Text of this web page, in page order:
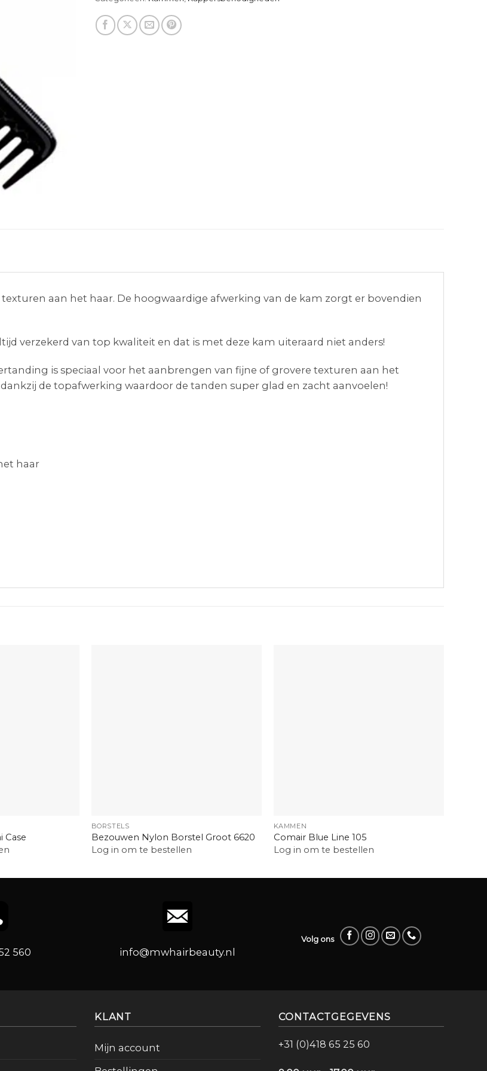
aan het haar. De hoogwaardige afwerking van de kam zorgt er bovendien
verzekerd van top kwaliteit en dat is met deze kam uiteraard niet anders!
is speciaal voor het aanbrengen van fijne of grovere texturen aan het
de topafwerking waardoor de tanden super glad en zacht aanvoelen!
haar
Case
BORSTELS
Bezouwen Nylon Borstel Groot 6620
Log in om te bestellen
KAMMEN
Comair Blue Line 105
Log in om te bestellen
560 info@mwhairbeauty.nl
Volg ons
KLANT
Mijn account
CONTACTGEGEVENS
+31 (0)418 65 25 60